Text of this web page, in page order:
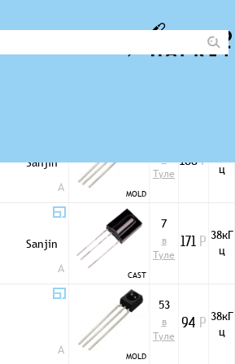
Sanjin
A MOLD
в
Туле
153Р
ц
Sanjin
A CAST
7
в
Туле
171 Р
38кГ
ц
A MOLD
53
в
Туле
94 Р
38кГ
ц